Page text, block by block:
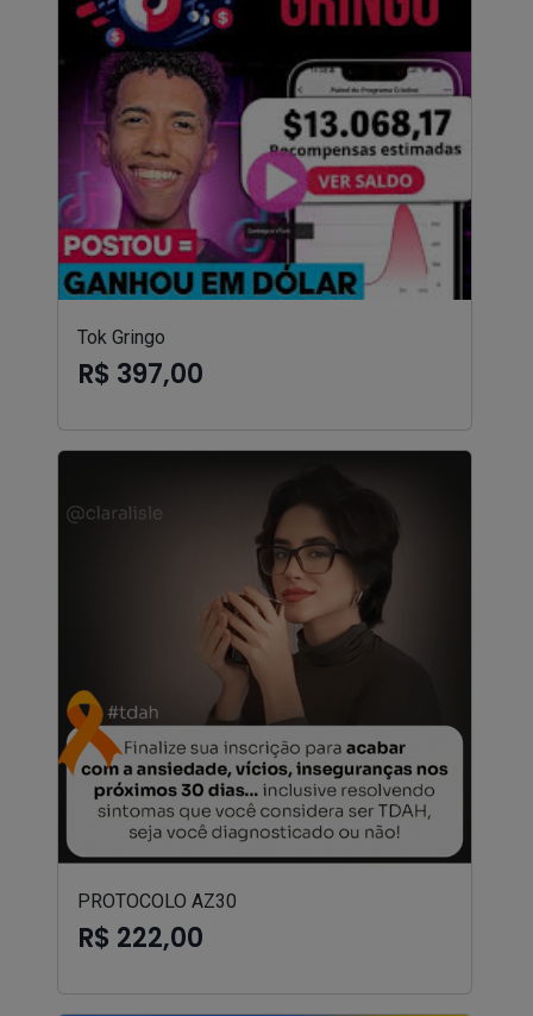
Tok Gringo
R$ 397,00
PROTOCOLO AZ30
R$ 222,00